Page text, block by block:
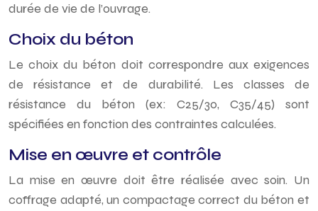
durée de vie de l’ouvrage.
Choix du béton
Le choix du béton doit correspondre aux exigences
de résistance et de durabilité. Les classes de
résistance du béton (ex: C25/30, C35/45) sont
spécifiées en fonction des contraintes calculées.
Mise en œuvre et contrôle
La mise en œuvre doit être réalisée avec soin. Un
coffrage adapté, un compactage correct du béton et